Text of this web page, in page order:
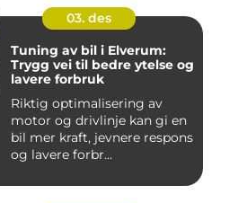
03. des
Tuning av bil i Elverum:
Trygg vei til bedre ytelse og
lavere forbruk
Riktig optimalisering av
motor og drivlinje kan gi en
bil mer kraft, jevnere respons
og lavere forbr...